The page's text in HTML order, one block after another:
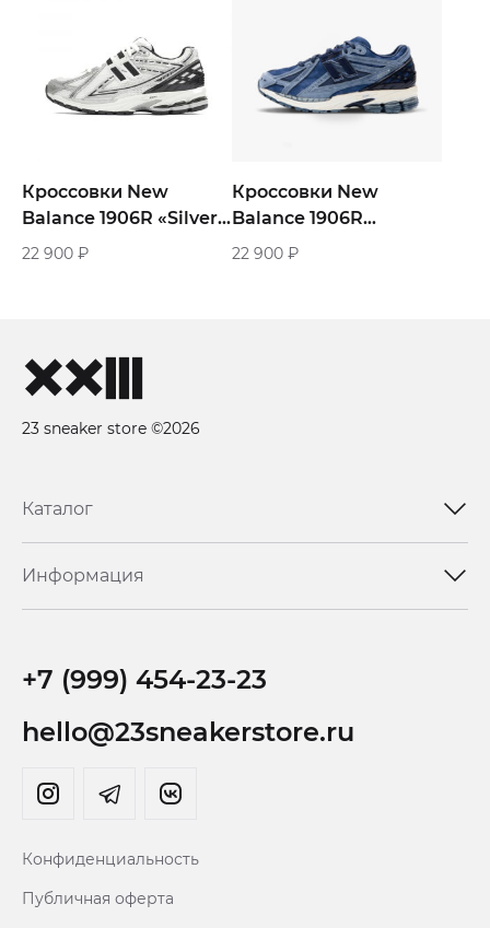
Кроссовки New
Balance 1906R «Silver
Metallic»
22 900 ₽
Кроссовки New
Balance 1906R
Urbancore «Blue»
22 900 ₽
23 sneaker store ©2026
Каталог
Информация
+7 (999) 454-23-23
hello@23sneakerstore.ru
Конфиденциальность
Публичная оферта